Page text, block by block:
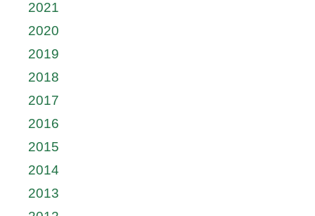
2021
2020
2019
2018
2017
2016
2015
2014
2013